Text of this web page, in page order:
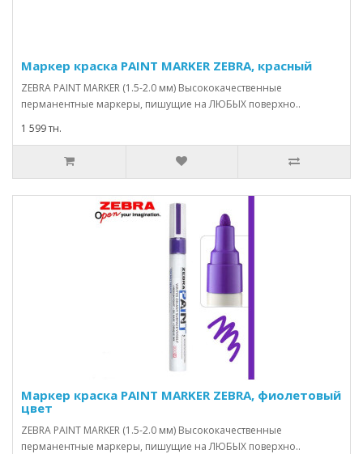
Маркер краска PAINT MARKER ZEBRA, красный
ZEBRA PAINT MARKER (1.5-2.0 мм) Высококачественные
перманентные маркеры, пишущие на ЛЮБЫХ поверхно..
1 599 тн.
Маркер краска PAINT MARKER ZEBRA, фиолетовый
цвет
ZEBRA PAINT MARKER (1.5-2.0 мм) Высококачественные
перманентные маркеры, пишущие на ЛЮБЫХ поверхно..